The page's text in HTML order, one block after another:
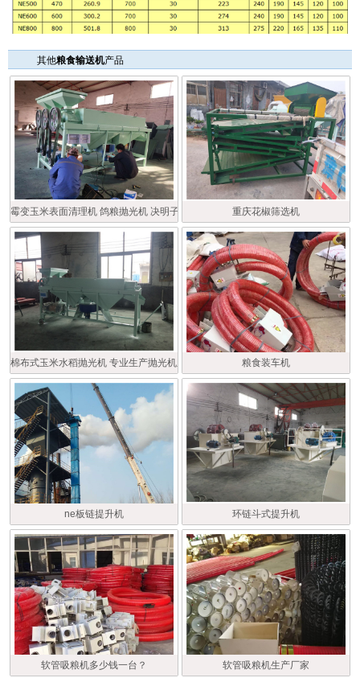
其他粮食输送机产品
霉变玉米表面清理机 鸽粮抛光机 决明子抛光除尘器 重庆花椒筛选机
棉布式玉米水稻抛光机 专业生产抛光机厂家 粮食装车机
ne板链提升机 环链斗式提升机
软管吸粮机多少钱一台？ 软管吸粮机生产厂家